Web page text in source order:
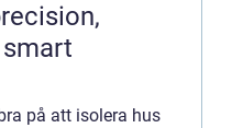
på att isolera hus